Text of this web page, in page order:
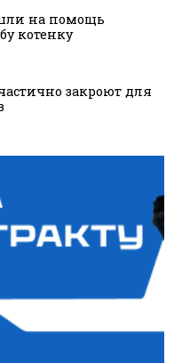
на помощь
котенку
закроют для